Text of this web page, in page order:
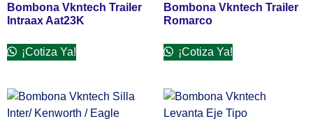
Bombona Vkntech Trailer
Intraax Aat23K
¡Cotiza Ya!
Bombona Vkntech Trailer
Romarco
¡Cotiza Ya!